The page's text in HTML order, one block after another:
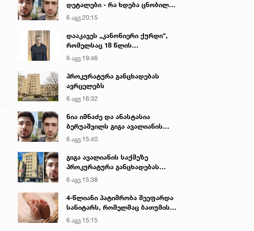
დეტალები - რა ხდება ცნობილი
გიგა ავალიანის მკვლელობაზე
6 აგვ 20:15
დააკავეს „კანონიერი ქურდი“,
რომელსაც 18 წლის
განმავლობაში ეძებდნენ
6 აგვ 19:46
პროკურატურა განცხადებას
ავრცელებს
6 აგვ 16:32
ნია იმნაძე და ანასტასია
ბერუაშვილს გიგა ავალიანის
საქმეზე ბრალი წარედგინათ
6 აგვ 15:40
გიგა ავალიანის საქმეზე
პროკურატურა განცხადებას
ავრცელებს
6 აგვ 15:38
4-წლიანი პატიმრობა შეეფარდა
სანიტარს, რომელმაც ბათუმის
კლინიკის საპირფარეშოში
იმშობიარა და ახალშობილს
6 აგვ 15:15